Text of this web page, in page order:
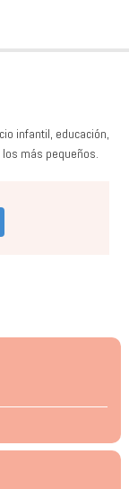
infantil, educación,
más pequeños.